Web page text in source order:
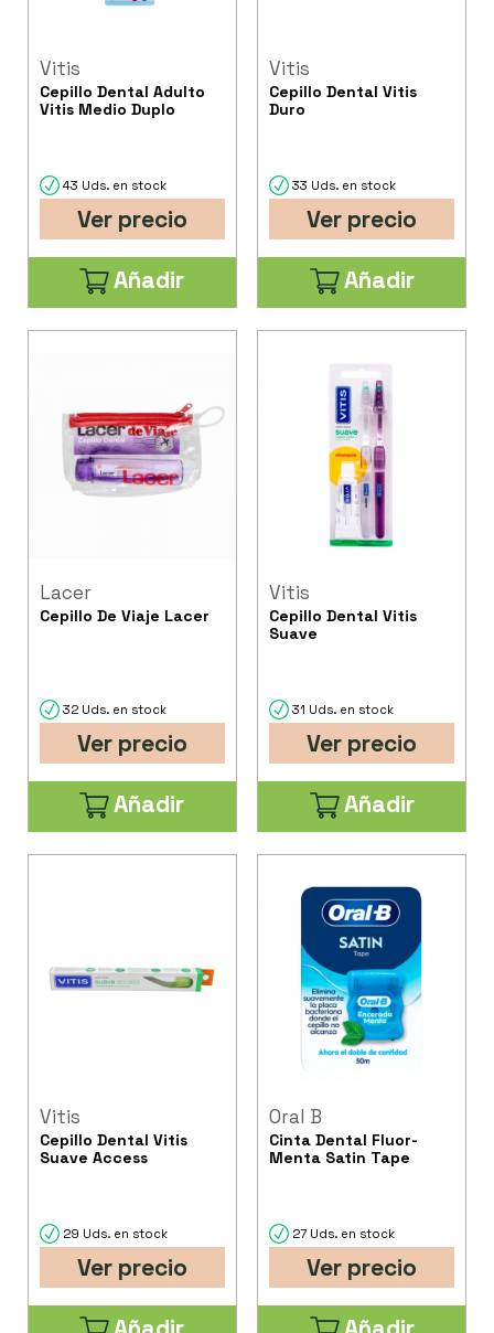
Vitis
Cepillo Dental Adulto
Vitis Medio Duplo
43 Uds. en stock
Ver precio
Añadir
Vitis
Cepillo Dental Vitis
Duro
33 Uds. en stock
Ver precio
Añadir
Lacer
Cepillo De Viaje Lacer
32 Uds. en stock
Ver precio
Añadir
Vitis
Cepillo Dental Vitis
Suave
31 Uds. en stock
Ver precio
Añadir
Vitis
Cepillo Dental Vitis
Suave Access
29 Uds. en stock
Ver precio
Oral B
Cinta Dental Fluor-
Menta Satin Tape
27 Uds. en stock
Ver precio